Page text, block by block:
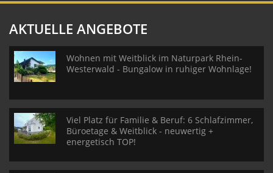
AKTUELLE ANGEBOTE
Wohnen mit Weitblick im Naturpark Rhein-
Westerwald - Bungalow in ruhiger Wohnlage!
Viel Platz für Familie & Beruf: 6 Schlafzimmer,
Büroetage & Weitblick - neuwertig +
energetisch TOP!